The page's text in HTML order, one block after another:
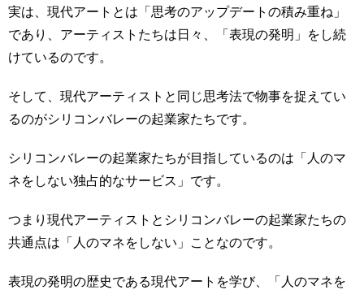
実は、現代アートとは「思考のアップデートの積み重ね」
であり、アーティストたちは日々、「表現の発明」をし続
けているのです。
そして、現代アーティストと同じ思考法で物事を捉えてい
るのがシリコンバレーの起業家たちです。
シリコンバレーの起業家たちが目指しているのは「人のマ
ネをしない独占的なサービス」です。
つまり現代アーティストとシリコンバレーの起業家たちの
共通点は「人のマネをしない」ことなのです。
表現の発明の歴史である現代アートを学び、「人のマネを